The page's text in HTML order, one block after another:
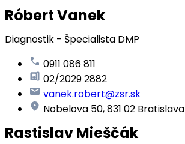
Róbert Vanek
Diagnostik - Špecialista DMP
0911 086 811
02/2029 2882
vanek.robert@zsr.sk
Nobelova 50, 831 02 Bratislava
Rastislav Mieščák